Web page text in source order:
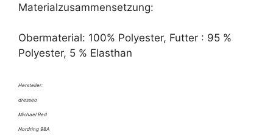
Materialzusammensetzung:
Obermaterial: 100% Polyester, Futter : 95 %
Polyester, 5 % Elasthan
Hersteller:
dresseo
Michael Red
Nordring 98A